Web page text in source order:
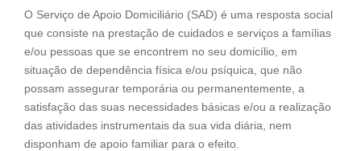
i
o
i
n
t
a
i
l
c
e
b
o
o
k
y
L
i
n
k
O Serviço de Apoio Domiciliário (SAD) é uma resposta social
que consiste na prestação de cuidados e serviços a famílias
e/ou pessoas que se encontrem no seu domicílio, em
situação de dependência física e/ou psíquica, que não
possam assegurar temporária ou permanentemente, a
satisfação das suas necessidades básicas e/ou a realização
das atividades instrumentais da sua vida diária, nem
disponham de apoio familiar para o efeito.